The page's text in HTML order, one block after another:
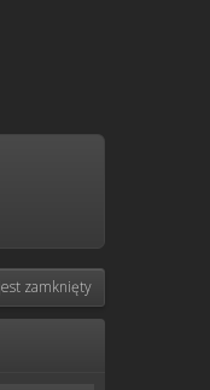
zamknięty